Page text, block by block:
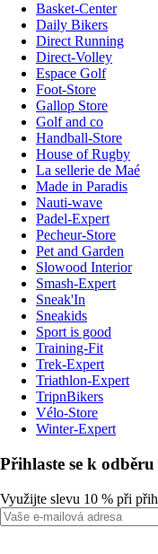
Basket-Center
Daily Bikers
Direct Running
Direct-Volley
Espace Golf
Foot-Store
Gallop Store
Golf and co
Handball-Store
House of Rugby
La sellerie de Maé
Made in Paradis
Nauti-wave
Padel-Expert
Pecheur-Store
Pet and Garden
Slowood Interior
Smash-Expert
Sneak'In
Sneakids
Sport is good
Training-Fit
Trek-Expert
Triathlon-Expert
TripnBikers
Vélo-Store
Winter-Expert
Přihlaste se k
Využijte slevu 10 % při